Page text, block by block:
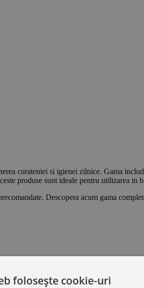
curateniei si igienei zilnice. Gama
produse sunt ideale pentru utilizarea in
Descopera acum gama
folosește cookie-uri